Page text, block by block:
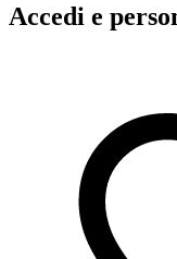
Accedi e